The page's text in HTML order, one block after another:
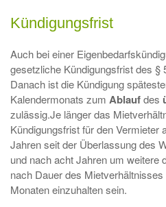
Kündigungsfrist
Auch bei einer
gesetzliche Kündigungsfrist des §
Danach ist die Kündigung
Kalendermonats zum Ablaufdes
zulässig.Je länger das
Kündigungsfrist für den Vermieter
Jahren seit der Überlassung des
und nach acht Jahren um weitere
nach Dauer des
Monaten einzuhalten sein.